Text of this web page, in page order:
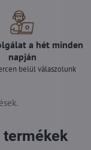
a hét minden
napján
belül válaszolunk